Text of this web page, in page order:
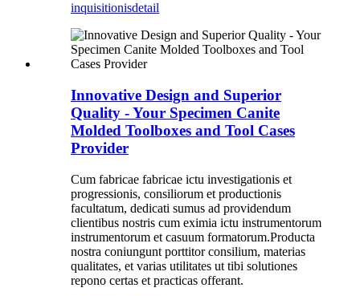
inquisitionisdetail
Innovative Design and Superior
Quality - Your Specimen Canite
Molded Toolboxes and Tool Cases
Provider
Cum fabricae fabricae ictu investigationis et
progressionis, consiliorum et productionis
facultatum, dedicati sumus ad providendum
clientibus nostris cum eximia ictu instrumentorum
instrumentorum et casuum formatorum.Producta
nostra coniungunt porttitor consilium, materias
qualitates, et varias utilitates ut tibi solutiones
repono certas et practicas offerant.